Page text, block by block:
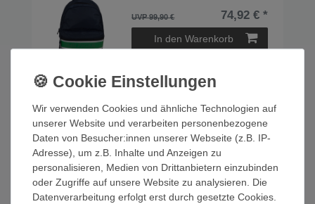
UVP 99,90 € 74,92 € *
In den Warenkorb
Tommy Hilfiger Rucksack
Schulrucksack TJM College Tech
Back Pack 25L Blau AM0AM06770-
UVP 89,90 €
67,42 € *
In den Warenkorb
Versandkosten
Wir verwenden Cookies und ähnliche Technologien auf
unserer Website und verarbeiten personenbezogene
Daten von Besucher:innen unserer Webseite (z.B. IP-
Adresse), um z.B. Inhalte und Anzeigen zu
personalisieren, Medien von Drittanbietern einzubinden
oder Zugriffe auf unsere Website zu analysieren. Die
Datenverarbeitung erfolgt erst durch gesetzte Cookies.